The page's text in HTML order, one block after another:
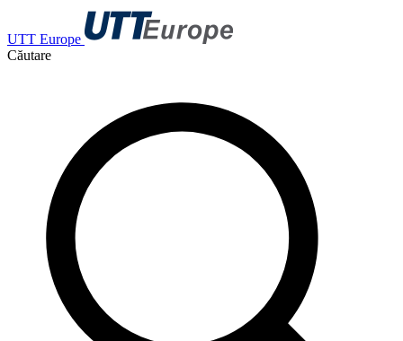
UTT Europe
Căutare